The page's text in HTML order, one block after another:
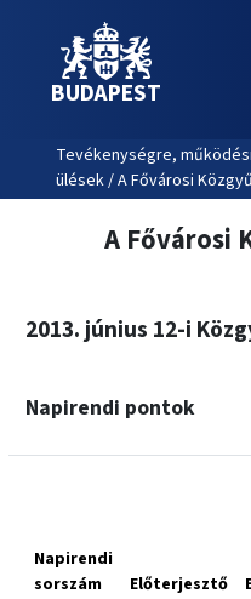
BUDAPEST
Tevékenységre,
ülések / A Fővárosi
A Fővárosi
2013. június 12-i
Napirendi pontok
Napirendi
sorszám
Előterjesztő